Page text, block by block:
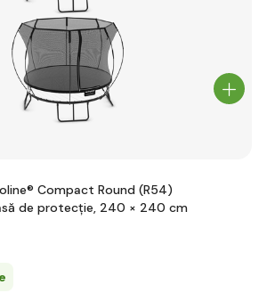
Compact Round (R54)
de protecție, 240 × 240 cm